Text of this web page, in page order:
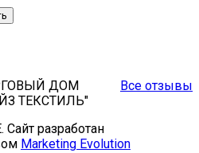
Все отзывы
ДОМ
ТЕКСТИЛЬ"
Сайт разработан
Marketing Evolution